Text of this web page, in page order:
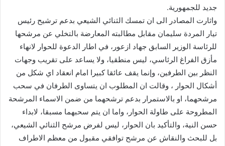
جديد للجمهورية.
واثارت المصادر الى ان تمسك الثنائي الشيعي بدعم ترشيح رئيس
تيار المردة سليمان مقابل مطالبته المعارضة بالتخلي عن مرشحها
للرئاسة الوزير السابق جهاد ازعور، في اطار الدعوة للحوار لانهاء
مأزق الفراغ الرئاسي، ليس منطقيا، ولا يساعد على تقريب وجهات
النظر بين الطرفين، وإنما يقف عائقا كبيرا امام انعقاد اي شكل من
أشكال الحوار ، وقالت ان المطلوب ان يتساوى الطرفان في سحب
مرشحهما، او بالاستمرار بدعم ترشحهما من ضمن الاسماء المرشحة
المطروحة على طاولة الحوار، واما ان يتم سحبهما مسبقا، لابداء
حسن النية، والتأكيد بان الحوار، ليس لفرض مرشح الثنائي الشيعي،
بل للبحث والنقاش عن مرشح توافقي مقبول من معظم الاطراف